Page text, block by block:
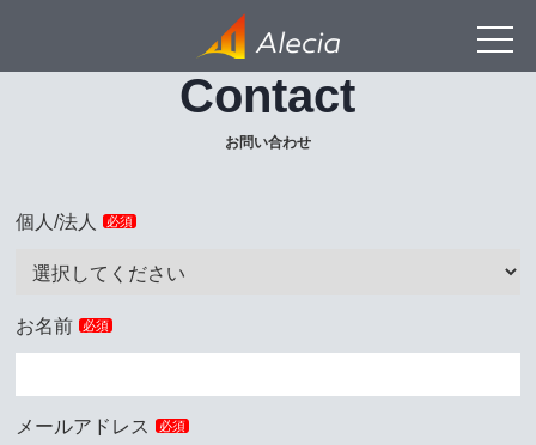
Contact
お問い合わせ
個人/法人 必須
お名前 必須
メールアドレス 必須